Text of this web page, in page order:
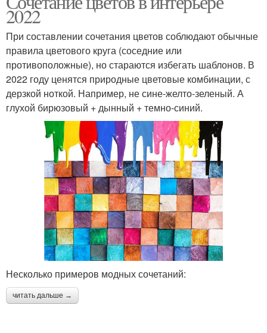
2022
При составлении сочетания цветов соблюдают обычные
правила цветового круга (соседние или
противоположные), но стараются избегать шаблонов. В
2022 году ценятся природные цветовые комбинации, с
дерзкой ноткой. Например, не сине-желто-зеленый. А
глухой бирюзовый + дынный + темно-синий.
Несколько примеров модных сочетаний:
читать дальше →